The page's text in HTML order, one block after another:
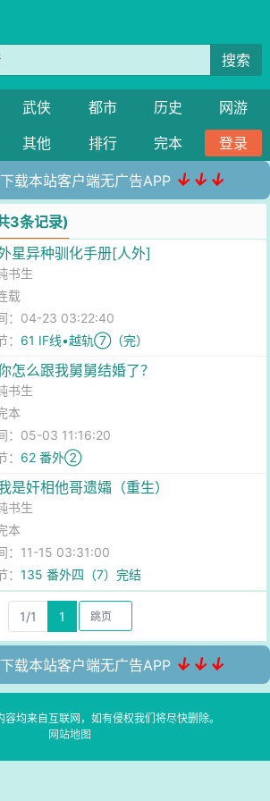
搜索
武侠 都市 历史
网游
其他 排行 完本 登录
载本站客户端无广告APP ↓↓↓
3条记录)
星异种驯化手册[人外]
书生
载
：04-23 03:22:40
61 IF线•越轨⑦（完）
怎么跟我舅舅结婚了？
书生
本
：05-03 11:16:20
62 番外②
是奸相他哥遗孀（重生）
书生
本
：11-15 03:31:00
：135 番外四（7）完结
1/1 1
载本站客户端无广告APP ↓↓↓
均来自互联网，如有侵权我们将尽快删除。
网站地图